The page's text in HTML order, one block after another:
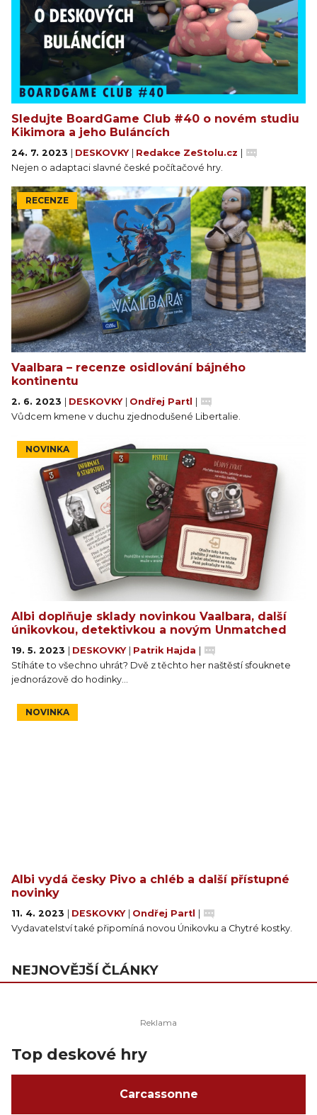
Sledujte BoardGame Club #40 o novém studiu
Kikimora a jeho Buláncích
24. 7. 2023 DESKOVKY Redakce ZeStolu.cz
Nejen o adaptaci slavné české počítačové hry.
RECENZE
Vaalbara – recenze osidlování bájného
kontinentu
2. 6. 2023 DESKOVKY Ondřej Partl
Vůdcem kmene v duchu zjednodušené Libertalie.
NOVINKA
Albi doplňuje sklady novinkou Vaalbara, další
únikovkou, detektivkou a novým Unmatched
19. 5. 2023 DESKOVKY Patrik Hajda
Stíháte to všechno uhrát? Dvě z těchto her naštěstí sfouknete
jednorázově do hodinky…
NOVINKA
Albi vydá česky Pivo a chléb a další přístupné
novinky
11. 4. 2023 DESKOVKY Ondřej Partl
Vydavatelství také připomíná novou Únikovku a Chytré kostky.
NEJNOVĚJŠÍ ČLÁNKY
Top deskové hry
Carcassonne